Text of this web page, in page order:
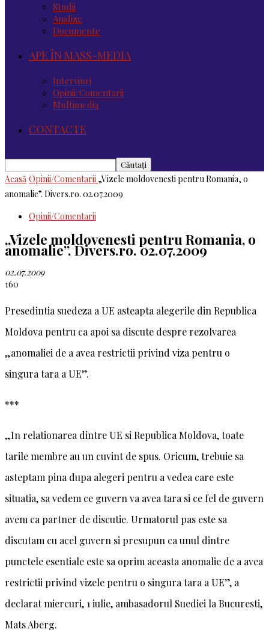
Studii
Analize
Documente
APE ÎN MASS-MEDIA
Interviuri
Opinii/Comentarii
Multimedia
CONTACTE
Acasă Opinii/Comentarii „Vizele moldovenesti pentru Romania, o
anomalie”. Divers.ro. 02.07.2009
Opinii/Comentarii
„Vizele moldovenesti pentru Romania, o
anomalie”. Divers.ro. 02.07.2009
02.07.2009
160
Presedintia suedeza a UE asteapta alegerile din Republica
Moldova pentru ca apoi sa discute despre rezolvarea
„anomaliei de a avea restrictii privind viza pentru o
singura tara a UE”.
***
„In relationarea dintre UE si Republica Moldova, toate
tarile membre au un cuvint de spus. Oricum, trebuie sa
asteptam pina dupa alegeri pentru a vedea care este
situatia, sa vedem ce guvern va avea tara si ce fel de guvern
avem ca partner de discutie. Urmatorul pas este sa
discutam cu acel guvern si presupun ca unul dintre
punctele esentiale este sa oprim aceasta anomalie de a avea
restrictii privind vizele pentru o singura tara a UE”, a
declarat miercuri, 1 iulie, ambasadorul Suediei la Bucuresti,
Mats Aberg.